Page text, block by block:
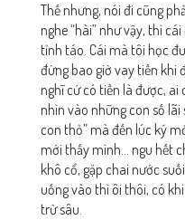
Thế nhưng, nói đi cũng
nghe “hài” như vậy, thì
tỉnh táo. Cái mà tôi học
đừng bao giờ vay tiền khi
nghĩ cứ có tiền là được, ai
nhìn vào những con số
con thỏ” mà đến lúc ký
mới thấy mình… ngu hết
khô cổ, gặp chai nước
uống vào thì ôi thôi, có
trừ sâu.